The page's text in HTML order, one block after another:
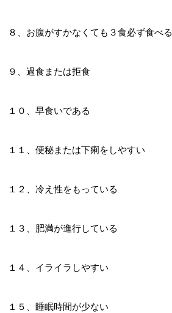
８、お腹がすかなくても３食必ず食べる
９、過食または拒食
１０、早食いである
１１、便秘または下痢をしやすい
１２、冷え性をもっている
１３、肥満が進行している
１４、イライラしやすい
１５、睡眠時間が少ない